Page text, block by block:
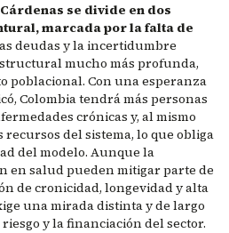
se divide en dos
marcada por la falta de
deudas y la incertidumbre
mucho más profunda,
poblacional. Con una esperanza
Colombia tendrá más personas
crónicas y, al mismo
del sistema, lo que obliga
del modelo. Aunque la
en salud pueden mitigar parte de
de cronicidad, longevidad y alta
una mirada distinta y de largo
y la financiación del sector.